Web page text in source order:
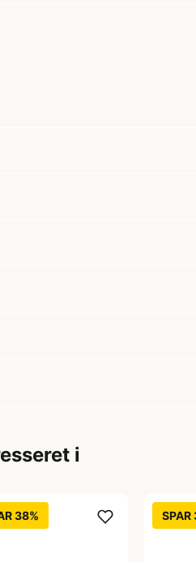
i
38% SPAR